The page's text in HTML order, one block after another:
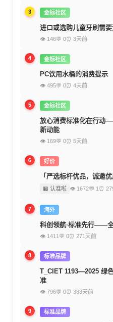
3 金标社区
进口或选购儿童牙刷需要
👁 146💬 0⏰ 3天前
4 金标社区
PC饮用水桶的消费提示
👁 495💬 0⏰ 4天前
5 金标社区
放心消费标准化在行动
新动能
👁 169💬 0⏰ 5天前
6 好价
「严选标杆优品，诚邀
🏪 认准啦 👁 1672💬 1 ⏰
7 海外
科创领航·标准先行——全
👁 1411 💬 0⏰ 271天前
8 标准品牌
T_CIET 1193—2025 绿
准
👁 796💬 0⏰ 383天前
9 标准品牌